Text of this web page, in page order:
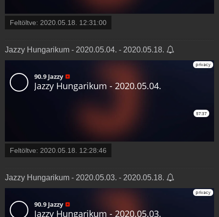
Feltöltve: 2020.05.18. 12:31:00
Jazzy Hungarikum - 2020.05.04. - 2020.05.18.
Feltöltve: 2020.05.18. 12:28:46
Jazzy Hungarikum - 2020.05.03. - 2020.05.18.